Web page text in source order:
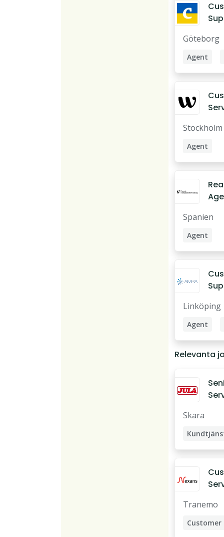
Göteborg
Agent
Stockholm
Agent
Service
Spanien
Agent
Linköping
Agent
Customer
Relevanta
Skara
Tranemo
Customer